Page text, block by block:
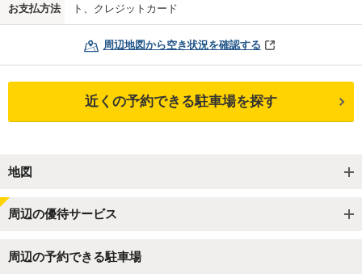
お支払方法
ト、クレジットカード
周辺地図から空き状況を確認する
近くの予約できる駐車場を探す
地図
周辺の優待サービス
周辺の予約できる駐車場